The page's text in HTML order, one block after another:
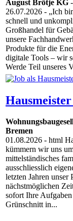
August Brötje KG -
26.07.2026 - „Ich
schnell und
Großhandel für
unsere
Produkte für die
digitale Tools – wir
Werde Teil unseres
Bremen
01.08.2026 - html
kümmern wir uns
mittelständisches
ausschliesslich
letzten Jahren
nächstmöglichen
sofort Ihre
Grünschnitt in...